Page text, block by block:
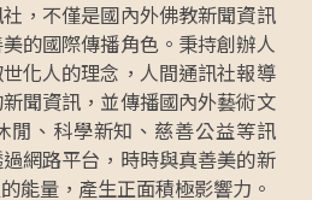
，不僅是國內外佛教新聞資訊
的國際傳播角色。秉持創辦人
化人的理念，人間通訊社報導
聞資訊，並傳播國內外藝術文
閒、科學新知、慈善公益等訊
網路平台，時時與真善美的新
能量，產生正面積極影響力。